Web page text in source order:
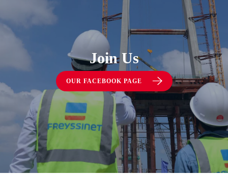
Join Us
OUR FACEBOOK PAGE